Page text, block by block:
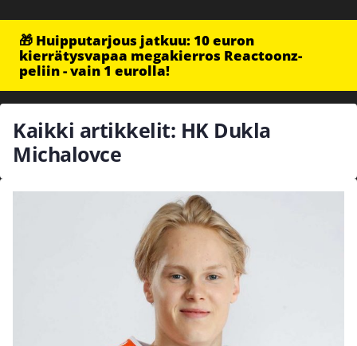
🎁 Huipputarjous jatkuu: 10 euron
kierrätysvapaa megakierros Reactoonz-
peliin - vain 1 eurolla!
Kaikki artikkelit: HK Dukla
Michalovce